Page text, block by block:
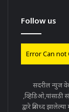
Follow us
Error Can
सदरील न्युज
द्वारे प्रसिध्द